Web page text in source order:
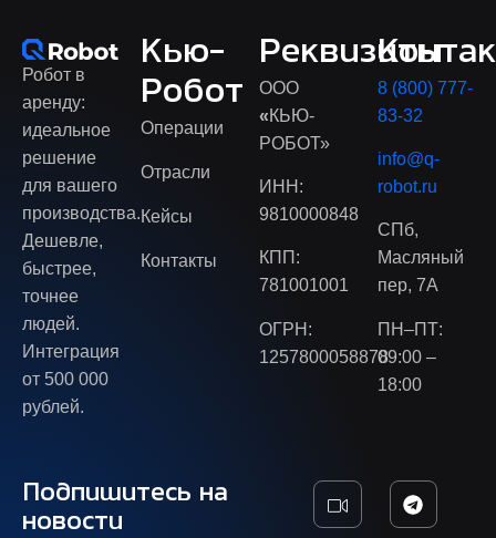
Робот в
аренду:
идеальное
решение
для вашего
производства.
Дешевле,
быстрее,
точнее
людей.
Интеграция
от 500 000
рублей.
Кью-
Робот
Операции
Отрасли
Кейсы
Контакты
Реквизиты
ООО
«КЬЮ-
РОБОТ»
ИНН:
9810000848
КПП:
781001001
ОГРН:
1257800058878
8 (800) 777-
83-32
info@q-
robot.ru
СПб,
Масляный
пер, 7А
ПН–ПТ:
09:00 –
18:00
Подпишитесь на
новости